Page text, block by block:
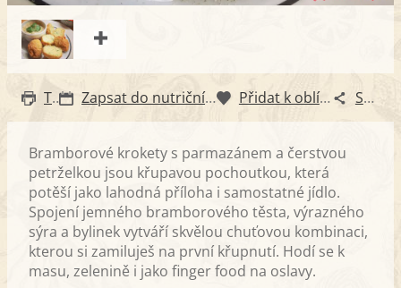
Tisk Zapsat do nutričního diáře Přidat k oblíbeným Sdílet
Bramborové krokety s parmazánem a čerstvou
petrželkou jsou křupavou pochoutkou, která
potěší jako lahodná příloha i samostatné jídlo.
Spojení jemného bramborového těsta, výrazného
sýra a bylinek vytváří skvělou chuťovou kombinaci,
kterou si zamiluješ na první křupnutí. Hodí se k
masu, zelenině i jako finger food na oslavy.